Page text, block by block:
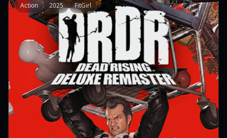
Action 2025 FitGirl